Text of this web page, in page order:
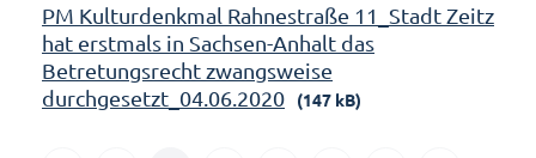
PM Kulturdenkmal Rahnestraße 11_Stadt Zeitz
hat erstmals in Sachsen-Anhalt das
Betretungsrecht zwangsweise
durchgesetzt_04.06.2020
(147 kB)